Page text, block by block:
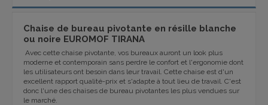
Chaise de bureau pivotante en résille blanche
ou noire EUROMOF TIRANA
Avec cette chaise pivotante, vos bureaux auront un look plus
moderne et contemporain sans perdre le confort et l'ergonomie dont
les utilisateurs ont besoin dans leur travail. Cette chaise est d'un
excellent rapport qualité-prix et s'adapte à tout lieu de travail. C'est
donc l'une des chaises de bureau pivotantes les plus vendues sur
le marché.